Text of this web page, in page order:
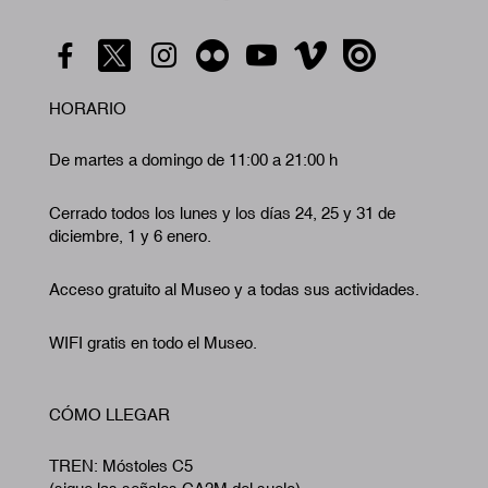
HORARIO
De martes a domingo de 11:00 a 21:00 h
Cerrado todos los lunes y los días 24, 25 y 31 de
diciembre, 1 y 6 enero.
Acceso gratuito al Museo y a todas sus actividades.
WIFI gratis en todo el Museo.
CÓMO LLEGAR
TREN: Móstoles C5